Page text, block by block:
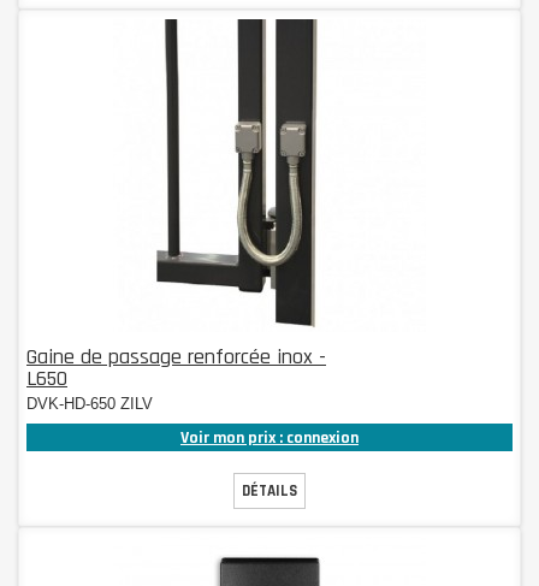
Gaine de passage renforcée inox -
L650
DVK-HD-650 ZILV
Voir mon prix : connexion
DÉTAILS